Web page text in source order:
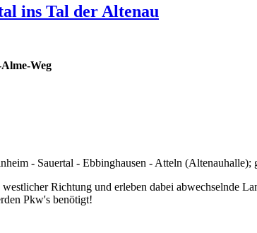
ins Tal der Altenau
Weg
- Sauertal - Ebbinghausen - Atteln (Altenauhalle);
Richtung und erleben dabei abwechselnde
Pkw's benötigt!